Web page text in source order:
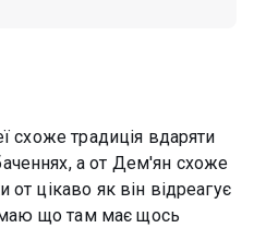
схоже традиція вдаряти
а от Дем'ян схоже
от цікаво як він відреагує
що там має щось